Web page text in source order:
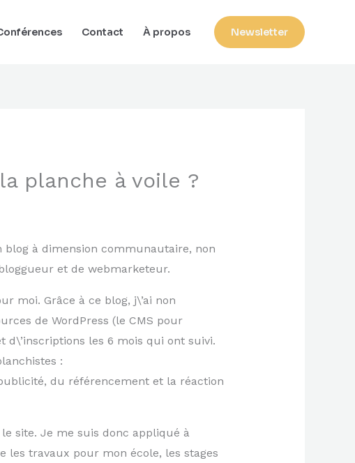
Contact À propos Newsletter
planche à voile ?
blog à dimension communautaire, non
et de webmarketeur.
moi. Grâce à ce blog, j\’ai non
de WordPress (le CMS pour
d\’inscriptions les 6 mois qui ont suivi.
:
du référencement et la réaction
site. Je me suis donc appliqué à
travaux pour mon école, les stages